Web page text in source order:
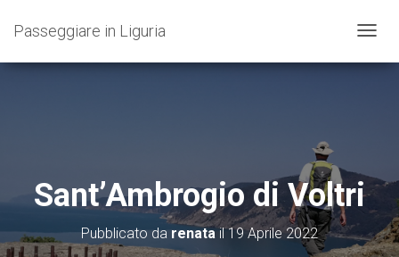
Passeggiare in Liguria
A
O
N
E
T
O
Sant’Ambrogio di Voltri
Pubblicato da renatail19 Aprile 2022